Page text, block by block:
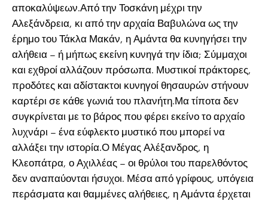
αποκαλύψεων.Από την Τοσκάνη μέχρι την
Αλεξάνδρεια, κι από την αρχαία Βαβυλώνα ως την
έρημο του Τάκλα Μακάν, η Αμάντα θα κυνηγήσει την
αλήθεια – ή μήπως εκείνη κυνηγά την ίδια; Σύμμαχοι
και εχθροί αλλάζουν πρόσωπα. Μυστικοί πράκτορες,
προδότες και αδίστακτοι κυνηγοί θησαυρών στήνουν
καρτέρι σε κάθε γωνιά του πλανήτη.Μα τίποτα δεν
συγκρίνεται με το βάρος που φέρει εκείνο το αρχαίο
λυχνάρι – ένα εύφλεκτο μυστικό που μπορεί να
αλλάξει την ιστορία.Ο Μέγας Αλέξανδρος, η
Κλεοπάτρα, ο Αχιλλέας – οι θρύλοι του παρελθόντος
δεν αναπαύονται ήσυχοι. Μέσα από γρίφους, υπόγεια
περάσματα και θαμμένες αλήθειες, η Αμάντα έρχεται